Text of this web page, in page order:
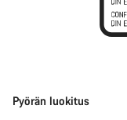
Pyörän luokitus